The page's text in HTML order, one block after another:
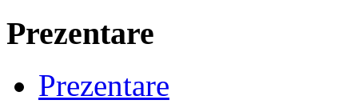
Prezentare
Prezentare